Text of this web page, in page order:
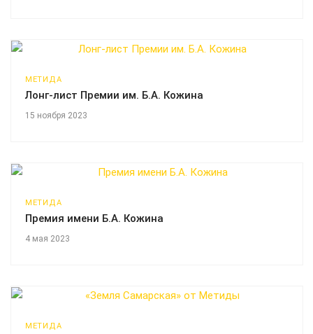
МЕТИДА
Лонг-лист Премии им. Б.А. Кожина
15 ноября 2023
МЕТИДА
Премия имени Б.А. Кожина
4 мая 2023
МЕТИДА